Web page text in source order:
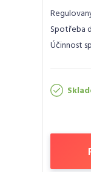
Spotřeba
Účinnost